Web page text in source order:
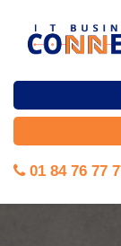
01 84 76 77